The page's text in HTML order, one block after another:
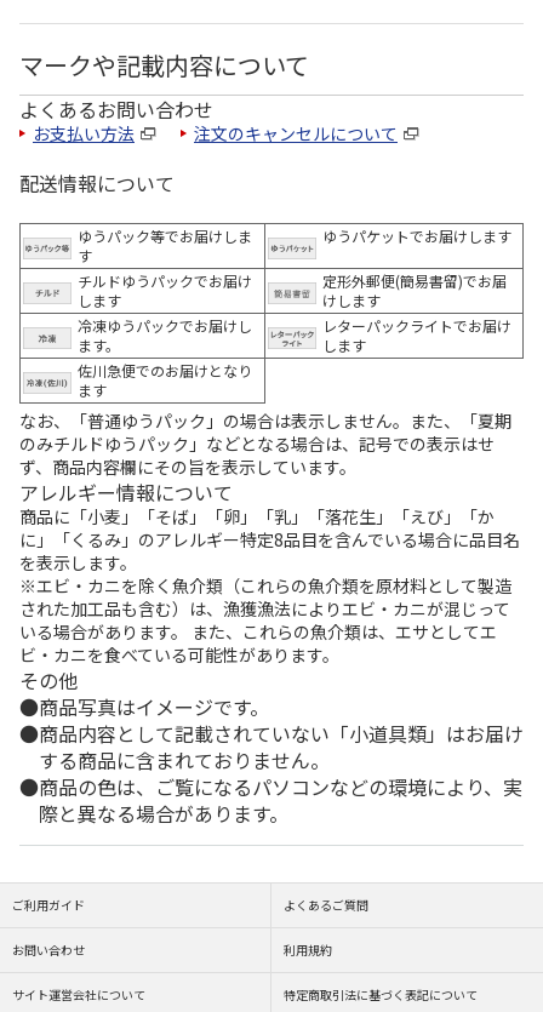
マークや記載内容について
よくあるお問い合わせ
お支払い方法 注文のキャンセルについて
配送情報について
ゆうパック等でお届けしま
す
ゆうパケットでお届けします
チルドゆうパックでお届け
します
定形外郵便(簡易書留)でお届
けします
冷凍ゆうパックでお届けし
ます。
レターパックライトでお届け
します
佐川急便でのお届けとなり
ます
なお、「普通ゆうパック」の場合は表示しません。また、「夏期
のみチルドゆうパック」などとなる場合は、記号での表示はせ
ず、商品内容欄にその旨を表示しています。
アレルギー情報について
商品に「小麦」「そば」「卵」「乳」「落花生」「えび」「か
に」「くるみ」のアレルギー特定8品目を含んでいる場合に品目名
を表示します。
※エビ・カニを除く魚介類（これらの魚介類を原材料として製造
された加工品も含む）は、漁獲漁法によりエビ・カニが混じって
いる場合があります。 また、これらの魚介類は、エサとしてエ
ビ・カニを食べている可能性があります。
その他
商品写真はイメージです。
商品内容として記載されていない「小道具類」はお届け
する商品に含まれておりません。
商品の色は、ご覧になるパソコンなどの環境により、実
際と異なる場合があります。
ご利用ガイド よくあるご質問
お問い合わせ 利用規約
サイト運営会社について 特定商取引法に基づく表記について